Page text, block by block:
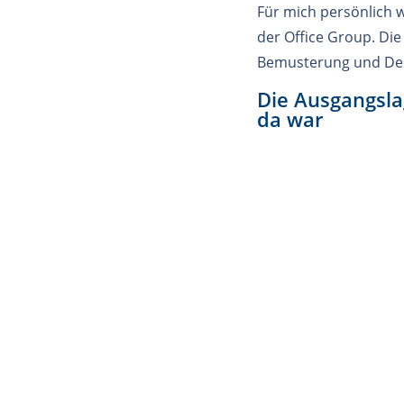
Für mich persönlich
der Office Group.
Bemusterung und
Die
da war